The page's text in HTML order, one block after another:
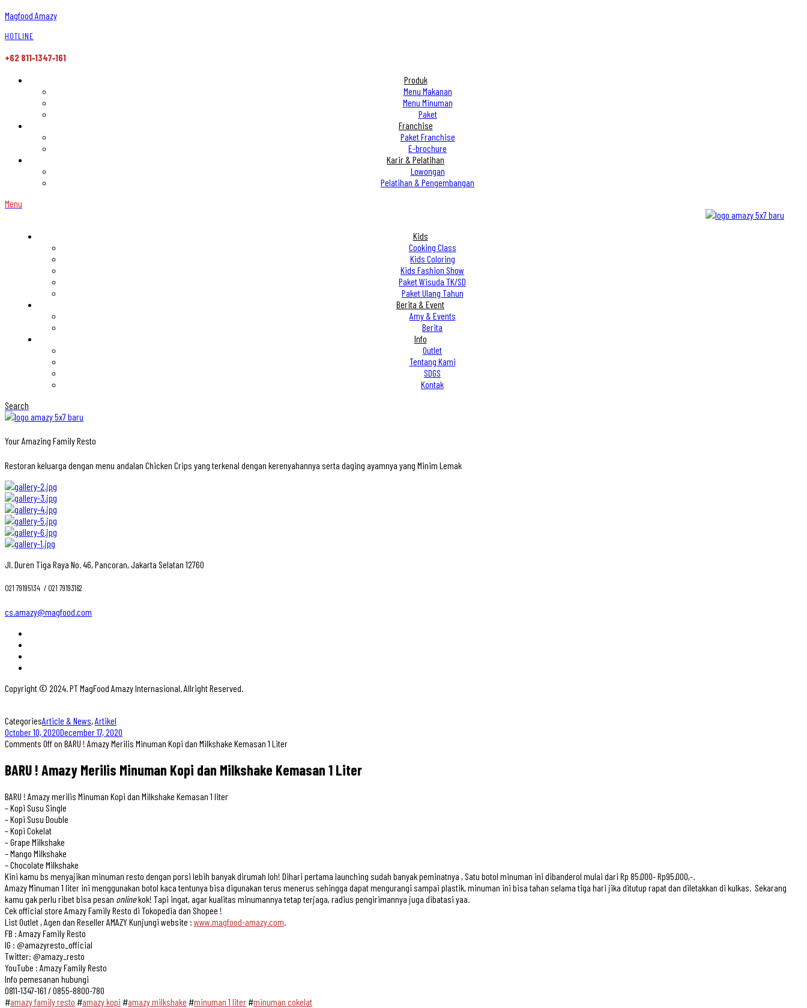
Magfood Amazy
HOTLINE
+62 811‑1347‑161
Produk
Menu Makanan
Menu Minuman
Paket
Franchise
Paket Franchise
E-brochure
Karir & Pelatihan
Lowongan
Pelatihan & Pengembangan
Menu
Kids
Cooking Class
Kids Coloring
Kids Fashion Show
Paket Wisuda TK/SD
Paket Ulang Tahun
Berita & Event
Amy & Events
Berita
Info
Outlet
Tentang Kami
SDGS
Kontak
Search
Your Amazing Family Resto
Restoran keluarga dengan menu andalan Chicken Crips yang terkenal dengan kerenyahannya serta daging ayamnya yang Minim Lemak
Jl. Duren Tiga Raya No. 46, Pancoran, Jakarta Selatan 12760
021 79195134 ‎ / 021 79193162
cs.amazy@magfood.com
Copyright © 2024. PT MagFood Amazy Internasional. Allright Reserved.
CategoriesArticle & News, Artikel
October 10, 2020December 17, 2020
Comments Offon BARU ! Amazy Merilis Minuman Kopi dan Milkshake Kemasan 1 Liter
BARU ! Amazy Merilis Minuman Kopi dan Milkshake Kemasan 1 Liter
BARU ! Amazy merilis Minuman Kopi dan Milkshake Kemasan 1 liter
– Kopi Susu Single
– Kopi Susu Double
– Kopi Cokelat
– Grape Milkshake
– Mango Milkshake
– Chocolate Milkshake
Kini kamu bs menyajikan minuman resto dengan porsi lebih banyak dirumah loh! Dihari pertama launching sudah banyak peminatnya , Satu botol minuman ini dibanderol mulai dari Rp 85.000- Rp95.000,-.
Amazy Minuman 1 liter ini menggunakan botol kaca tentunya bisa digunakan terus menerus sehingga dapat mengurangi sampai plastik, minuman ini bisa tahan selama tiga hari jika ditutup rapat dan diletakkan di kulkas. Sekarang
kamu gak perlu ribet bisa pesan onlinekok! Tapi ingat, agar kualitas minumannya tetap terjaga, radius pengirimannya juga dibatasi yaa.
Cek official store Amazy Family Resto di Tokopedia dan Shopee !
List Outlet , Agen dan Reseller AMAZY Kunjungi website : www.magfood-amazy.com
FB : Amazy Family Resto
IG : @amazyresto_official
Twitter: @amazy_resto
YouTube : Amazy Family Resto
Info pemesanan hubungi
0811-1347-161 / 0855-8800-780
#amazy family resto #amazy kopi #amazy milkshake #minuman 1 liter#minuman cokelat